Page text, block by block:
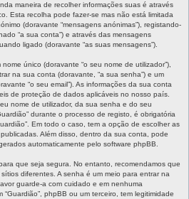
maneira de recolher informações suas é através
Esta recolha pode fazer-se mas não está limitada
(doravante “mensagens anónimas”), registando-
“a sua conta”) e através das mensagens
ligado (doravante “as suas mensagens”).
único (doravante “o seu nome de utilizador”),
na sua conta (doravante, “a sua senha”) e um
“o seu email”). As informações da sua conta
de proteção de dados aplicáveis no nosso país.
nome de utilizador, da sua senha e do seu
durante o processo de registo, é obrigatória
Em todo o caso, tem a opção de escolher as
Além disso, dentro da sua conta, pode
automaticamente pelo software phpBB.
que seja segura. No entanto, recomendamos que
diferentes. A senha é um meio para entrar na
guarde-a com cuidado e em nenhuma
phpBB ou um terceiro, tem legitimidade